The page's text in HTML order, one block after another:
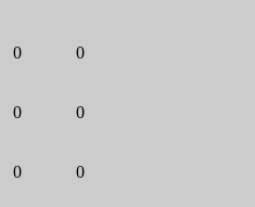
0 0
0 0
0 0